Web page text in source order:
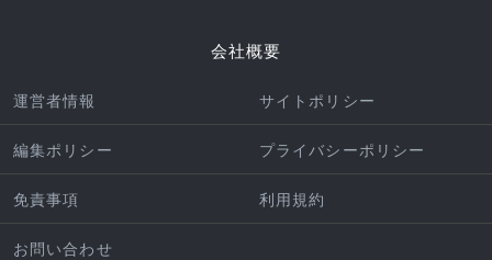
会社概要
運営者情報 サイトポリシー
編集ポリシー プライバシーポリシー
免責事項 利用規約
お問い合わせ